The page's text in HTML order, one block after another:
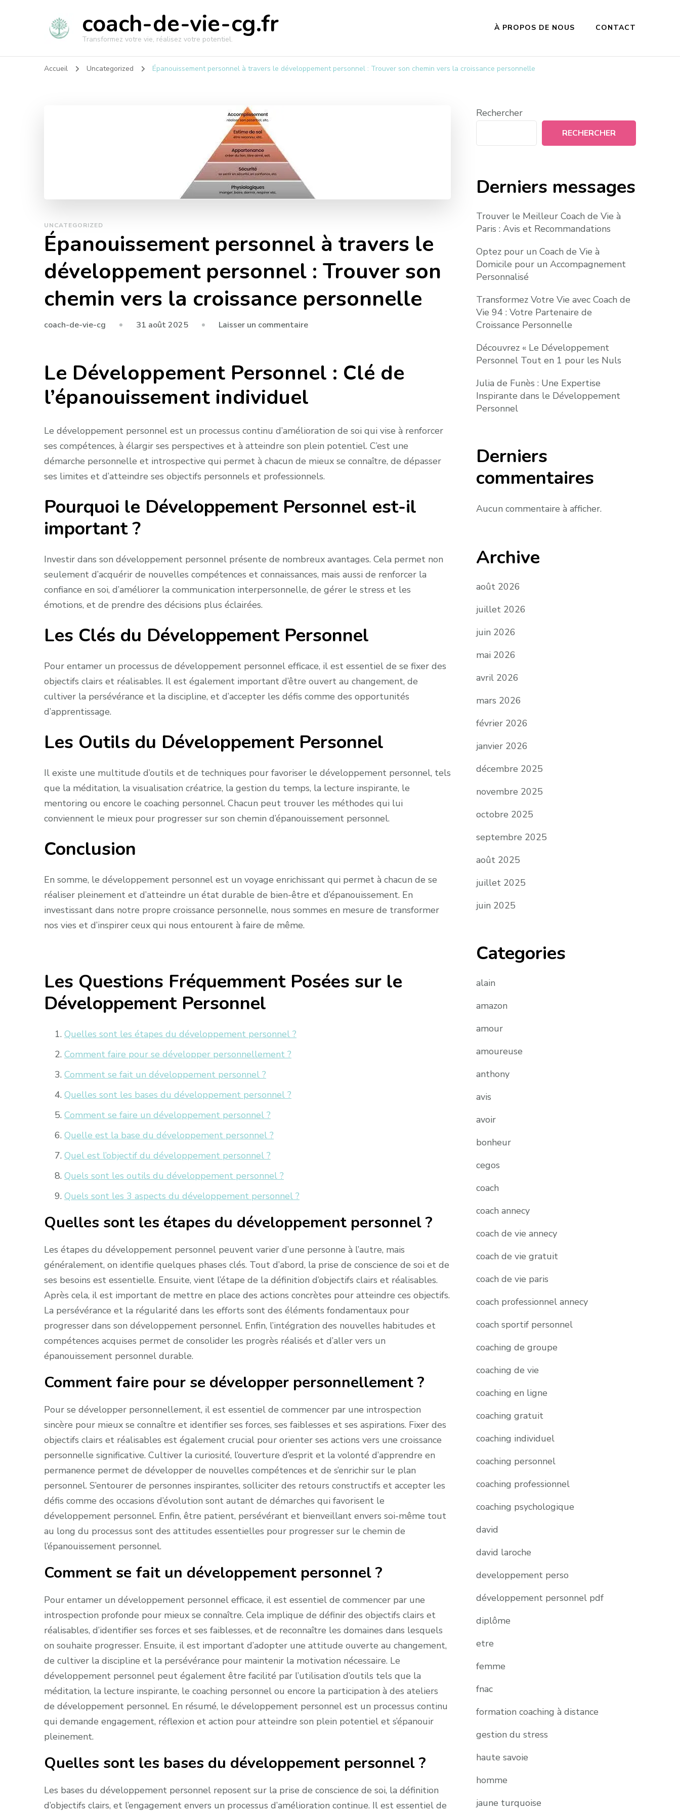
coach-de-vie-cg.fr
Transformez votre vie, réalisez votre potentiel.
À PROPOS DE NOUS CONTACT
Accueil Uncategorized Épanouissement personnel à travers le développement personnel : Trouver son chemin vers la croissance personnelle
UNCATEGORIZED
Épanouissement personnel à travers le
développement personnel : Trouver son
chemin vers la croissance personnelle
coach-de-vie-cg 31 août 2025 Laisser un commentairesur
travers
développement
:
Trouver
son
chemin
la
croissance
Le Développement Personnel : Clé de
l’épanouissement individuel
Le développement personnel est un processus continu d’amélioration de soi qui vise à renforcer
ses compétences, à élargir ses perspectives et à atteindre son plein potentiel. C’est une
démarche personnelle et introspective qui permet à chacun de mieux se connaître, de dépasser
ses limites et d’atteindre ses objectifs personnels et professionnels.
Pourquoi le Développement Personnel est-il
important ?
Investir dans son développement personnel présente de nombreux avantages. Cela permet non
seulement d’acquérir de nouvelles compétences et connaissances, mais aussi de renforcer la
confiance en soi, d’améliorer la communication interpersonnelle, de gérer le stress et les
émotions, et de prendre des décisions plus éclairées.
Les Clés du Développement Personnel
Pour entamer un processus de développement personnel efficace, il est essentiel de se fixer des
objectifs clairs et réalisables. Il est également important d’être ouvert au changement, de
cultiver la persévérance et la discipline, et d’accepter les défis comme des opportunités
d’apprentissage.
Les Outils du Développement Personnel
Il existe une multitude d’outils et de techniques pour favoriser le développement personnel, tels
que la méditation, la visualisation créatrice, la gestion du temps, la lecture inspirante, le
mentoring ou encore le coaching personnel. Chacun peut trouver les méthodes qui lui
conviennent le mieux pour progresser sur son chemin d’épanouissement personnel.
Conclusion
En somme, le développement personnel est un voyage enrichissant qui permet à chacun de se
réaliser pleinement et d’atteindre un état durable de bien-être et d’épanouissement. En
investissant dans notre propre croissance personnelle, nous sommes en mesure de transformer
nos vies et d’inspirer ceux qui nous entourent à faire de même.
Les Questions Fréquemment Posées sur le
Développement Personnel
Quelles sont les étapes du développement personnel ?
Comment faire pour se développer personnellement ?
Comment se fait un développement personnel ?
Quelles sont les bases du développement personnel ?
Comment se faire un développement personnel ?
Quelle est la base du développement personnel ?
Quel est l’objectif du développement personnel ?
Quels sont les outils du développement personnel ?
Quels sont les 3 aspects du développement personnel ?
Quelles sont les étapes du développement personnel ?
Les étapes du développement personnel peuvent varier d’une personne à l’autre, mais
généralement, on identifie quelques phases clés. Tout d’abord, la prise de conscience de soi et de
ses besoins est essentielle. Ensuite, vient l’étape de la définition d’objectifs clairs et réalisables.
Après cela, il est important de mettre en place des actions concrètes pour atteindre ces objectifs.
La persévérance et la régularité dans les efforts sont des éléments fondamentaux pour
progresser dans son développement personnel. Enfin, l’intégration des nouvelles habitudes et
compétences acquises permet de consolider les progrès réalisés et d’aller vers un
épanouissement personnel durable.
Comment faire pour se développer personnellement ?
Pour se développer personnellement, il est essentiel de commencer par une introspection
sincère pour mieux se connaître et identifier ses forces, ses faiblesses et ses aspirations. Fixer des
objectifs clairs et réalisables est également crucial pour orienter ses actions vers une croissance
personnelle significative. Cultiver la curiosité, l’ouverture d’esprit et la volonté d’apprendre en
permanence permet de développer de nouvelles compétences et de s’enrichir sur le plan
personnel. S’entourer de personnes inspirantes, solliciter des retours constructifs et accepter les
défis comme des occasions d’évolution sont autant de démarches qui favorisent le
développement personnel. Enfin, être patient, persévérant et bienveillant envers soi-même tout
au long du processus sont des attitudes essentielles pour progresser sur le chemin de
l’épanouissement personnel.
Comment se fait un développement personnel ?
Pour entamer un développement personnel efficace, il est essentiel de commencer par une
introspection profonde pour mieux se connaître. Cela implique de définir des objectifs clairs et
réalisables, d’identifier ses forces et ses faiblesses, et de reconnaître les domaines dans lesquels
on souhaite progresser. Ensuite, il est important d’adopter une attitude ouverte au changement,
de cultiver la discipline et la persévérance pour maintenir la motivation nécessaire. Le
développement personnel peut également être facilité par l’utilisation d’outils tels que la
méditation, la lecture inspirante, le coaching personnel ou encore la participation à des ateliers
de développement personnel. En résumé, le développement personnel est un processus continu
qui demande engagement, réflexion et action pour atteindre son plein potentiel et s’épanouir
pleinement.
Quelles sont les bases du développement personnel ?
Les bases du développement personnel reposent sur la prise de conscience de soi, la définition
d’objectifs clairs, et l’engagement envers un processus d’amélioration continue. Il est essentiel de
Rechercher
RECHERCHER
Derniers messages
Trouver le Meilleur Coach de Vie à
Paris : Avis et Recommandations
Optez pour un Coach de Vie à
Domicile pour un Accompagnement
Personnalisé
Transformez Votre Vie avec Coach de
Vie 94 : Votre Partenaire de
Croissance Personnelle
Découvrez « Le Développement
Personnel Tout en 1 pour les Nuls
Julia de Funès : Une Expertise
Inspirante dans le Développement
Personnel
Derniers
commentaires
Aucun commentaire à afficher.
Archive
août 2026
juillet 2026
juin 2026
mai 2026
avril 2026
mars 2026
février 2026
janvier 2026
décembre 2025
novembre 2025
octobre 2025
septembre 2025
août 2025
juillet 2025
juin 2025
Categories
alain
amazon
amour
amoureuse
anthony
avis
avoir
bonheur
cegos
coach
coach annecy
coach de vie annecy
coach de vie gratuit
coach de vie paris
coach professionnel annecy
coach sportif personnel
coaching de groupe
coaching de vie
coaching en ligne
coaching gratuit
coaching individuel
coaching personnel
coaching professionnel
coaching psychologique
david
david laroche
developpement perso
développement personnel pdf
diplôme
etre
femme
fnac
formation coaching à distance
gestion du stress
haute savoie
homme
jaune turquoise